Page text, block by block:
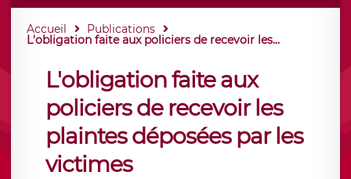
Accueil Publications
L'obligation faite aux policiers de recevoir les...
L'obligation faite aux
policiers de recevoir les
plaintes déposées par les
victimes